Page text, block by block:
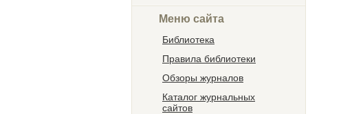
Меню сайта
Библиотека
Правила библиотеки
Обзоры журналов
Каталог журнальных
сайтов